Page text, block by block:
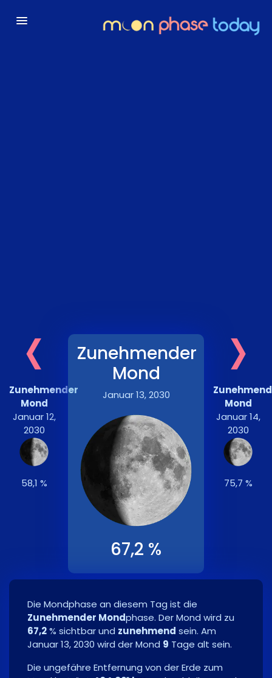
‹
Zunehmender
Mond
Januar 12,
2030
58,1 %
Zunehmender
Mond
Januar 13, 2030
67,2 %
›
Mond
Januar 14,
2030
75,7 %
Die Mondphase an diesem Tag ist die
Zunehmender Mondphase. Der Mond wird zu
67,2% sichtbar und zunehmend sein. Am
Januar 13, 2030 wird der Mond 9 Tage alt sein.
Die ungefähre Entfernung von der Erde zum